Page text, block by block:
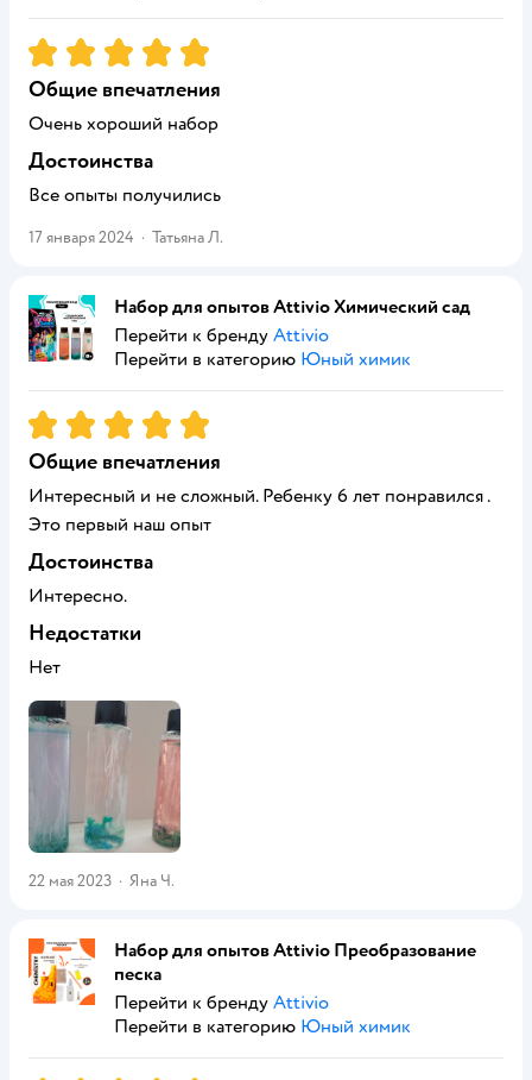
Рейтинг:5
Общие впечатления
Очень хороший набор
Достоинства
Все опыты получились
17 января 2024 · Татьяна Л.
Набор для опытов Attivio Химический сад
Перейти к бренду Attivio
Перейти в категорию Юный химик
Рейтинг:5
Общие впечатления
Интересный и не сложный. Ребенку 6 лет понравился .
Это первый наш опыт
Достоинства
Интересно.
Недостатки
Нет
22 мая 2023 · Яна Ч.
Набор для опытов Attivio Преобразование
песка
Перейти к бренду Attivio
Перейти в категорию Юный химик